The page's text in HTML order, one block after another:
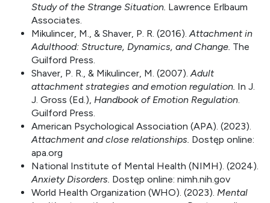
Study of the Strange Situation. Lawrence Erlbaum
Associates.
Mikulincer, M., & Shaver, P. R. (2016). Attachment in
Adulthood: Structure, Dynamics, and Change. The
Guilford Press.
Shaver, P. R., & Mikulincer, M. (2007). Adult
attachment strategies and emotion regulation. In J.
J. Gross (Ed.), Handbook of Emotion Regulation
Guilford Press.
American Psychological Association (APA). (2023).
Attachment and close relationships. Dostęp online:
apa.org
National Institute of Mental Health (NIMH). (2024).
Anxiety Disorders. Dostęp online: nimh.nih.gov
World Health Organization (WHO). (2023). Mental